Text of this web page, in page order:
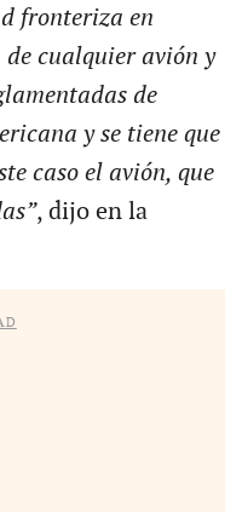
fronteriza en
cualquier avión y
de
y se tiene que
caso el avión, que
, dijo en la